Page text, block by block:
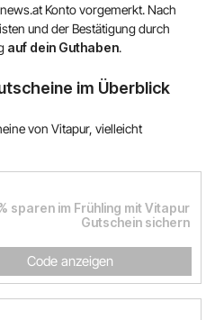
Konto vorgemerkt. Nach
und der Bestätigung durch
auf dein Guthaben.
im Überblick
von Vitapur, vielleicht
sparen im Frühling mit Vitapur
Gutschein sichern
Code anzeigen